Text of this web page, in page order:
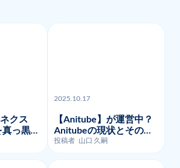
クス
っ黒な
ンロー
的に解
2025.10.17
【Anitube】が運営中？
Anitubeの現状とその代
わりに利用できるサイト
を紹介
投稿者 山口 久嗣